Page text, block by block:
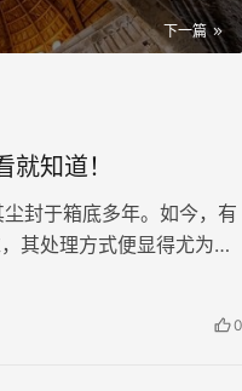
下一篇
知道！
封于箱底多年。如今，有
其处理方式便显得尤为重
0